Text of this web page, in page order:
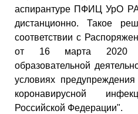
аспирантуре ПФИЦ УрО
дистанционно. Такое
соответствии с
от 16 марта 2020
образовательной
условиях
коронавирусной
Российской Федерации".